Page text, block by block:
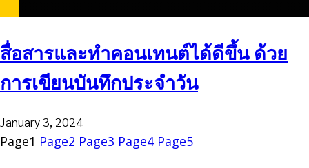
สื่อสารและทำคอนเทนต์ได้ดีขึ้น ด้วย
การเขียนบันทึกประจำวัน
January 3, 2024
Page1 Page2 Page3 Page4 Page5